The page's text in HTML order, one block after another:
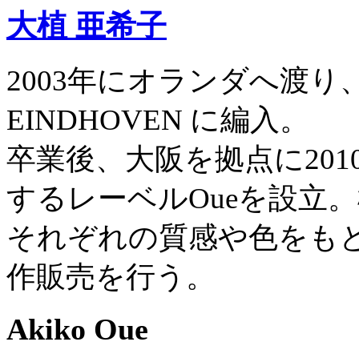
大植 亜希子
2003年にオランダへ渡り
EINDHOVEN に編入。
卒業後、大阪を拠点に
するレーベルOueを設立
それぞれの質感や色をも
作販売を行う。
Akiko Oue